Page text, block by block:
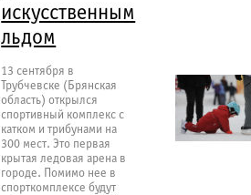
искусственным
льдом
13 сентября в
Трубчевске (Брянская
область) открылся
спортивный комплекс с
катком и трибунами на
300 мест. Это первая
крытая ледовая арена в
городе. Помимо нее в
спорткомплексе будут